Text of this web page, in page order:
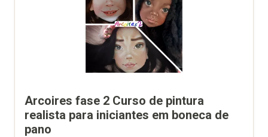
Arcoires fase 2 Curso de pintura
realista para iniciantes em boneca de
pano